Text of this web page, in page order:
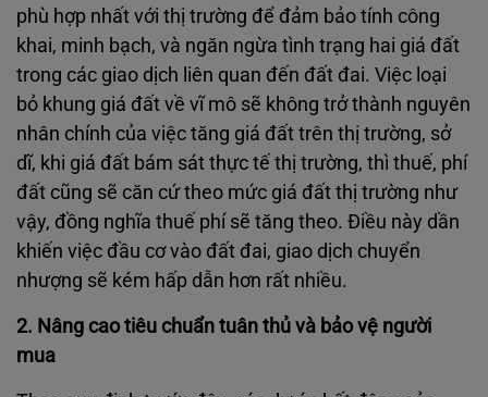
phù hợp nhất với thị trường để đảm bảo tính công
khai, minh bạch, và ngăn ngừa tình trạng hai giá đất
trong các giao dịch liên quan đến đất đai. Việc loại
bỏ khung giá đất về vĩ mô sẽ không trở thành nguyên
nhân chính của việc tăng giá đất trên thị trường, sở
dĩ, khi giá đất bám sát thực tế thị trường, thì thuế, phí
đất cũng sẽ căn cứ theo mức giá đất thị trường như
vậy, đồng nghĩa thuế phí sẽ tăng theo. Điều này dần
khiến việc đầu cơ vào đất đai, giao dịch chuyển
nhượng sẽ kém hấp dẫn hơn rất nhiều.
2. Nâng cao tiêu chuẩn tuân thủ và bảo vệ người
mua